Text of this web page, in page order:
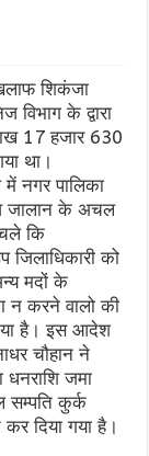
शिकंजा
के द्वारा
17 हजार 630
था।
नगर पालिका
जालान के अचल
कि
जिलाधिकारी को
मदों के
न करने वालो की
है। इस आदेश
चौहान ने
धनराशि जमा
कुर्क
दिया गया है।